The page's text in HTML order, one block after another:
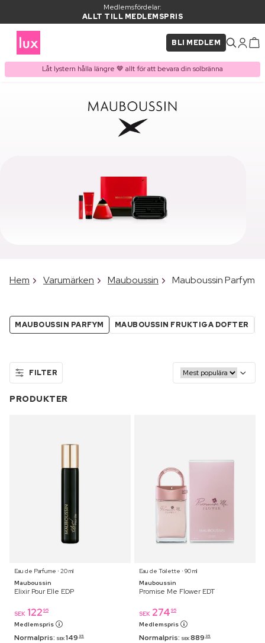
Medlemsfördelar:
ALLT TILL MEDLEMSPRIS
BLI MEDLEM
Låt lystern hålla längre 🤎 allt för att bevara din solbränna
Hem Varumärken Mauboussin Mauboussin Parfym
MAUBOUSSIN PARFYM MAUBOUSSIN FRUKTIGA DOFTER
FILTER
PRODUKTER
Eau de Parfume ⋅ 20 ml
Mauboussin
Elixir Pour Elle EDP
SEK 122 95
Medlemspris
Normalpris: SEK 149 95
Eau de Toilette ⋅ 90 ml
Mauboussin
Promise Me Flower EDT
SEK 274 95
Medlemspris
Normalpris: SEK 889 95